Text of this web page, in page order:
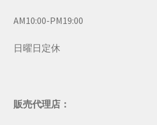
AM10:00-PM19:00
日曜日定休
販売代理店：